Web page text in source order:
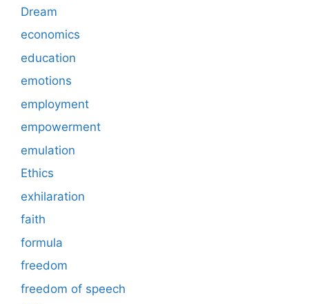
Dream
economics
education
emotions
employment
empowerment
emulation
Ethics
exhilaration
faith
formula
freedom
freedom of speech